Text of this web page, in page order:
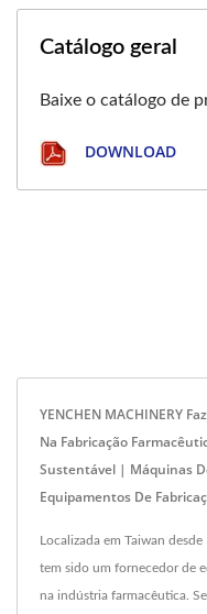
Catálogo geral
Baixe o catálogo de
DOWNLOAD
YENCHEN MACHINERY
Na Fabricação
Sustentável | Máquinas
Equipamentos De
Localizada em Taiwan
tem sido um fornecedor de
na indústria farmacêutica.